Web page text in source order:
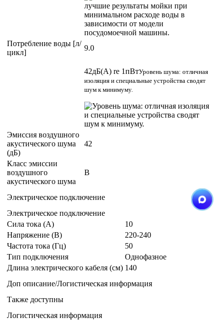
Потребление воды [л/
цикл]
9.0
42дБ(A) re 1пВтУровень шума: отличная
изоляция и специальные устройства сводят
шум к минимуму.
Эмиссия воздушного
акустического шума
(дБ)
42
Класс эмиссии
воздушного
акустического шума
B
Электрическое подключение
Электрическое подключение
Сила тока (А)
10
Напряжение (В)
220-240
Частота тока (Гц)
50
Тип подключения
Однофазное
Длина электрического кабеля (см) 140
Доп описание/Логистическая информация
Также доступны
Логистическая информация